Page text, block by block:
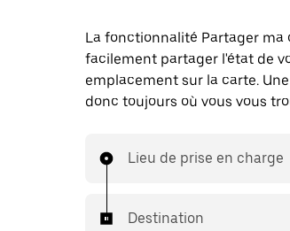
La fonctionnalité Partager ma
facilement partager l'état de
emplacement sur la carte.
donc toujours où vous vous
Lieu de prise en charge
Destination